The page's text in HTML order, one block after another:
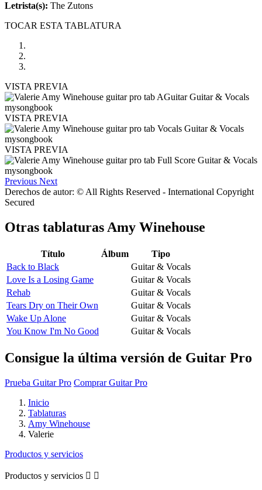
Letrista(s): The Zutons
TOCAR ESTA TABLATURA
VISTA PREVIA
VISTA PREVIA
VISTA PREVIA
Previous Next
Derechos de autor: © All Rights Reserved - International Copyright
Secured
Otras tablaturas Amy Winehouse
Título Álbum
Tipo
Back to Black
Guitar & Vocals
Love Is a Losing Game
Guitar & Vocals
Rehab
Guitar & Vocals
Tears Dry on Their Own
Guitar & Vocals
Wake Up Alone
Guitar & Vocals
You Know I'm No Good
Guitar & Vocals
Consigue la última versión de Guitar Pro
Prueba Guitar Pro Comprar Guitar Pro
Inicio
Tablaturas
Amy Winehouse
Valerie
Productos y servicios
Productos y servicios  